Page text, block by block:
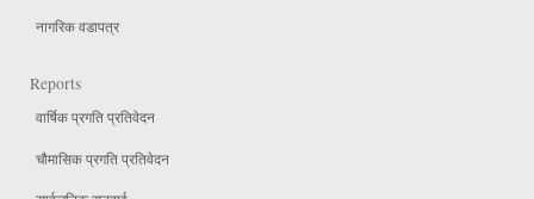
नागरिक वडापत्र
Reports
वार्षिक प्रगति प्रतिवेदन
चौमासिक प्रगति प्रतिवेदन